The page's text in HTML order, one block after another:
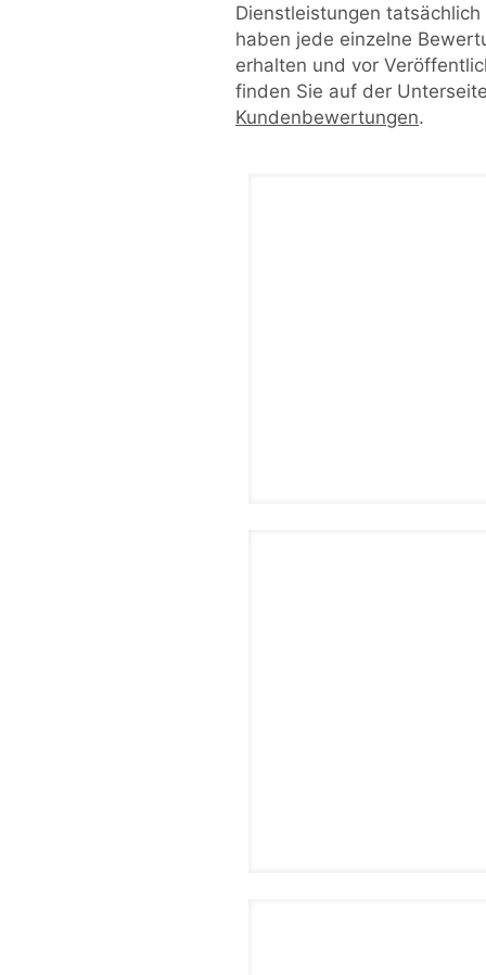
Dienstleistungen
haben jede einzelne
erhalten und vor
finden Sie auf der
Kundenbewertungen.